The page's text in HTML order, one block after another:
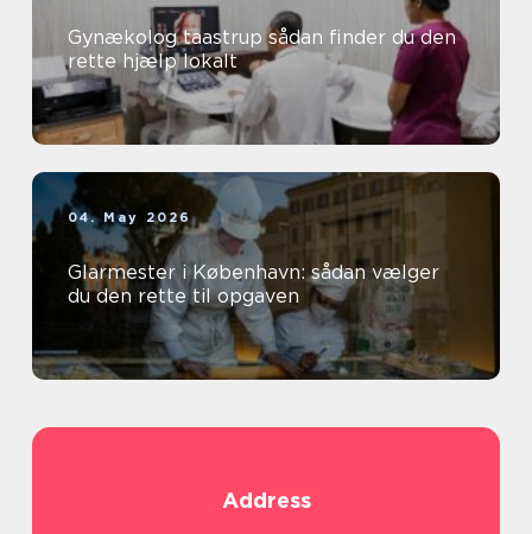
Gynækolog taastrup sådan finder du den
rette hjælp lokalt
04. May 2026
Glarmester i København: sådan vælger
du den rette til opgaven
Address